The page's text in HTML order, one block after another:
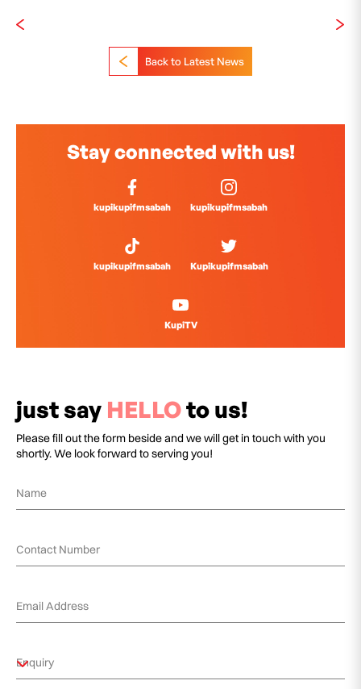
Back to Latest News
Stay connected with us!
kupikupifmsabah kupikupifmsabah
kupikupifmsabah Kupikupifmsabah
KupiTV
just say HELLOto us!
Please fill out the form beside and we will get in touch with you
shortly. We look forward to serving you!